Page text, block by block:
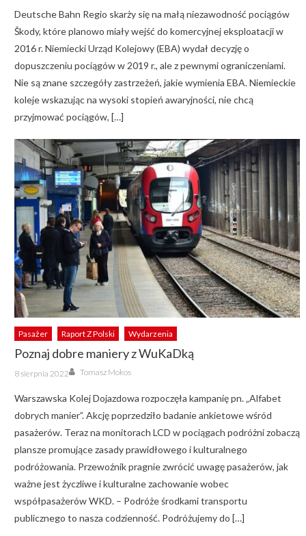
Deutsche Bahn Regio skarży się na małą niezawodność pociągów
Škody, które planowo miały wejść do komercyjnej eksploatacji w
2016 r. Niemiecki Urząd Kolejowy (EBA) wydał decyzję o
dopuszczeniu pociągów w 2019 r., ale z pewnymi ograniczeniami.
Nie są znane szczegóły zastrzeżeń, jakie wymienia EBA. Niemieckie
koleje wskazując na wysoki stopień awaryjności, nie chcą
przyjmować pociągów, […]
Pasażer Raport Z Polski Wydarzenia
Poznaj dobre maniery z WuKaDką
Posted
on
8 sierpnia 2022 Author
Tomasz Mokos
Warszawska Kolej Dojazdowa rozpoczęła kampanię pn. „Alfabet
dobrych manier”. Akcję poprzedziło badanie ankietowe wśród
pasażerów. Teraz na monitorach LCD w pociągach podróżni zobaczą
plansze promujące zasady prawidłowego i kulturalnego
podróżowania. Przewoźnik pragnie zwrócić uwagę pasażerów, jak
ważne jest życzliwe i kulturalne zachowanie wobec
współpasażerów WKD. – Podróże środkami transportu
publicznego to nasza codzienność. Podróżujemy do […]